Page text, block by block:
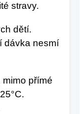
stravy.
dětí.
dávka nesmí
přímé